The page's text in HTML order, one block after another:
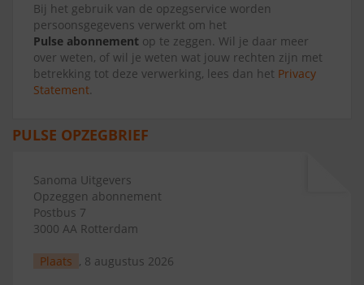
Bij het gebruik van de opzegservice worden
persoonsgegevens verwerkt om het
Pulse abonnement op te zeggen. Wil je daar meer
over weten, of wil je weten wat jouw rechten zijn met
betrekking tot deze verwerking, lees dan het Privacy
Statement.
PULSE OPZEGBRIEF
Sanoma Uitgevers
Opzeggen abonnement
Postbus 7
3000 AA Rotterdam
Plaats , 8 augustus 2026